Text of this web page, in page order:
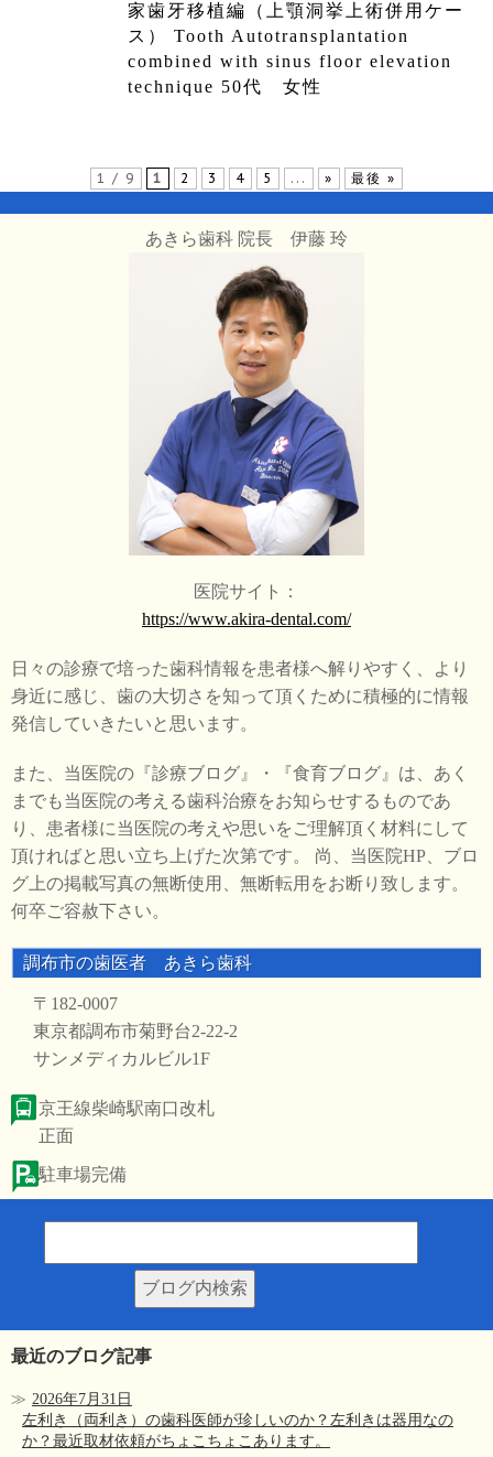
家歯牙移植編（上顎洞挙上術併用ケー
ス） Tooth Autotransplantation
combined with sinus floor elevation
technique 50代 女性
1 / 9 1 2 3 4 5 ... » 最後 »
あきら歯科 院長 伊藤 玲
医院サイト：
https://www.akira-dental.com/
日々の診療で培った歯科情報を患者様へ解りやすく、より
身近に感じ、歯の大切さを知って頂くために積極的に情報
発信していきたいと思います。
また、当医院の『診療ブログ』・『食育ブログ』は、あく
までも当医院の考える歯科治療をお知らせするものであ
り、患者様に当医院の考えや思いをご理解頂く材料にして
頂ければと思い立ち上げた次第です。 尚、当医院HP、ブロ
グ上の掲載写真の無断使用、無断転用をお断り致します。
何卒ご容赦下さい。
調布市の歯医者 あきら歯科
〒182-0007
東京都調布市菊野台2-22-2
サンメディカルビル1F
京王線柴崎駅南口改札
正面
駐車場完備
最近のブログ記事
2026年7月31日
左利き（両利き）の歯科医師が珍しいのか？左利きは器用なの
か？最近取材依頼がちょこちょこあります。